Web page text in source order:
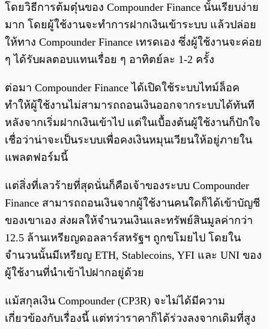
โดยวิธีการต้มตุ๋นของ Compounder Finance นั้นเรียบง่าย
มาก โดยผู้ใช้งานจะทำการฝากเงินเข้าระบบ แล้วปล่อย
ให้ทาง Compounder Finance เทรดเอง ซึ่งผู้ใช้งานจะค่อย
ๆ ได้รับผลตอบแทนเรื่อย ๆ อาทิตย์ละ 1-2 ครั้ง
ต่อมา Compounder Finance ได้เปิดใช้ระบบไทม์ล็อค
ทำให้ผู้ใช้งานไม่สามารถถอนเงินออกจากระบบได้ทันที
หลังจากเริ่มฝากเงินเข้าไป แต่ในเบื้องต้นผู้ใช้งานก็ปักใจ
เชื่อว่าน่าจะเป็นระบบเพื่อคงเงินหมุนเวียนให้อยู่ภายใน
แพลตฟอร์มนี้
แต่สิ่งที่เลวร้ายที่สุดนั่นก็คือเจ้าของระบบ Compounder
Finance สามารถถอนเงินจากผู้ใช้งานคนใดก็ได้เข้าบัญชี
ของเขาเอง ส่งผลให้จำนวนเงินและทรัพย์สินมูลค่ากว่า
12.5 ล้านเหรียญดอลลาร์สหรัฐฯ ถูกขโมยไป โดยใน
จำนวนนั้นมีเหรียญ ETH, Stablecoins, YFI และ UNI ของ
ผู้ใช้งานที่นำเข้าไปฝากอยู่ด้วย
แม้สกุลเงิน Compounder (CP3R) จะไม่ได้มีความ
เกี่ยวข้องกับเรื่องนี้ แต่ทว่าราคาก็ได้ร่วงลงจากเดิมที่สูง